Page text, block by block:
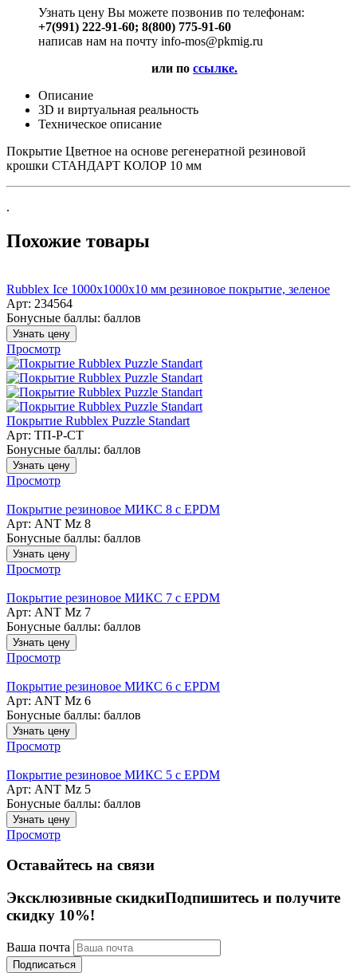
Узнать цену Вы можете позвонив по телефонам:
+7(991) 222-91-60; 8(800) 775-91-60
написав нам на почту info-mos@pkmig.ru
или по ссылке.
Описание
3D и виртуальная реальность
Техническое описание
Покрытие Цветное на основе регенератной резиновой
крошки СТАНДАРТ КОЛОР 10 мм
.
Похожие товары
Rubblex Ice 1000x1000x10 мм резиновое покрытие, зеленое
Арт: 234564
Бонусные баллы: баллов
Узнать цену
Просмотр
Покрытие Rubblex Puzzle Standart
Арт: ТП-Р-СТ
Бонусные баллы: баллов
Узнать цену
Просмотр
Покрытие резиновое МИКС 8 с EPDM
Арт: ANT Mz 8
Бонусные баллы: баллов
Узнать цену
Просмотр
Покрытие резиновое МИКС 7 с EPDM
Арт: ANT Mz 7
Бонусные баллы: баллов
Узнать цену
Просмотр
Покрытие резиновое МИКС 6 с EPDM
Арт: ANT Mz 6
Бонусные баллы: баллов
Узнать цену
Просмотр
Покрытие резиновое МИКС 5 с EPDM
Арт: ANT Mz 5
Бонусные баллы: баллов
Узнать цену
Просмотр
Оставайтесь на связи
Эксклюзивные скидкиПодпишитесь и получите
скидку 10%!
Ваша почта
Подписаться